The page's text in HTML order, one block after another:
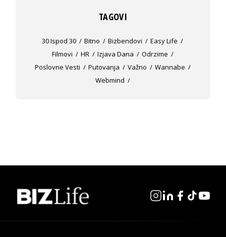
TAGOVI
30 Ispod 30 Bitno Bizbendovi
Easy Life
Filmovi
HR Izjava Dana
Odrzime
Poslovne Vesti
Putovanja Važno
Wannabe
Webmind